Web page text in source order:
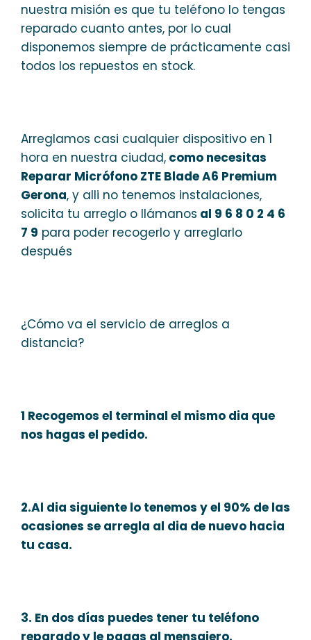
nuestra misión es que tu teléfono lo tengas
reparado cuanto antes, por lo cual
disponemos siempre de prácticamente casi
todos los repuestos en stock.
Arreglamos casi cualquier dispositivo en 1
hora en nuestra ciudad, como necesitas
Reparar Micrófono ZTE Blade A6 Premium
Gerona, y alli no tenemos instalaciones,
solicita tu arreglo o llámanos al 9 6 8 0 2 4 6
7 9 para poder recogerlo y arreglarlo
después
¿Cómo va el servicio de arreglos a
distancia?
1 Recogemos el terminal el mismo dia que
nos hagas el pedido.
2.Al dia siguiente lo tenemos y el 90% de las
ocasiones se arregla al dia de nuevo hacia
tu casa.
3. En dos días puedes tener tu teléfono
reparado y le pagas al mensajero.